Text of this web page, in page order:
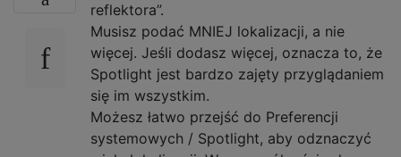
reflektora”.
Musisz podać MNIEJ lokalizacji, a nie
więcej. Jeśli dodasz więcej, oznacza to, że
Spotlight jest bardzo zajęty przyglądaniem
się im wszystkim.
Możesz łatwo przejść do Preferencji
systemowych / Spotlight, aby odznaczyć